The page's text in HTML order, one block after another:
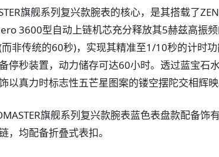
旗舰系列复兴款腕表的核心，是其搭载了
3600型自动上链机芯充分释放其5赫兹高振
非传统的60秒)，实现其精准至1/10秒的计时
停秒装置，动力储存可达60小时。透过蓝宝石
以真力时标志性五芒星图案的镂空摆陀交相辉映
旗舰系列复兴款腕表蓝色表盘款配备饰
，均配备折叠式表扣。